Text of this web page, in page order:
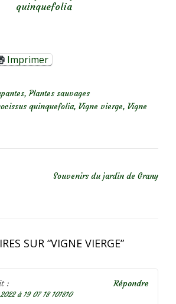
quinquefolia
Imprimer
,Plantes sauvages
quinquefolia, Vigne vierge, Vigne
Souvenirs du jardin de Grany
SUR “VIGNE VIERGE”
:
à 19 07 18 101810
Répondre